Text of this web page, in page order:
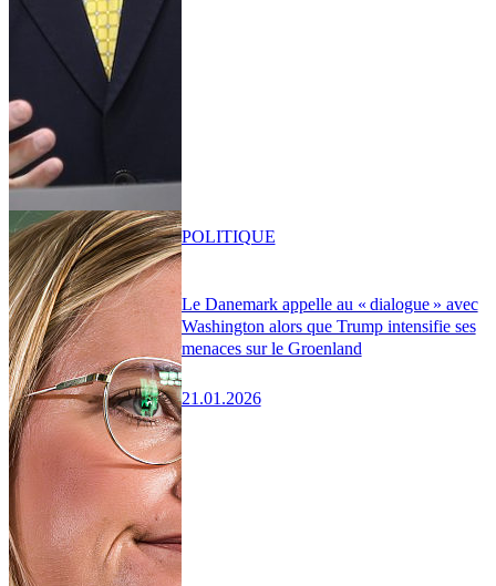
Le Danemark appelle au « dialogue » avec
Washington alors que Trump intensifie ses
menaces sur le Groenland
21.01.2026
POLITIQUE